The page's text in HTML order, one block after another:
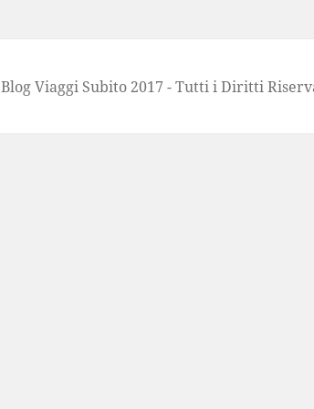
Blog Viaggi Subito 2017 - Tutti i Diritti